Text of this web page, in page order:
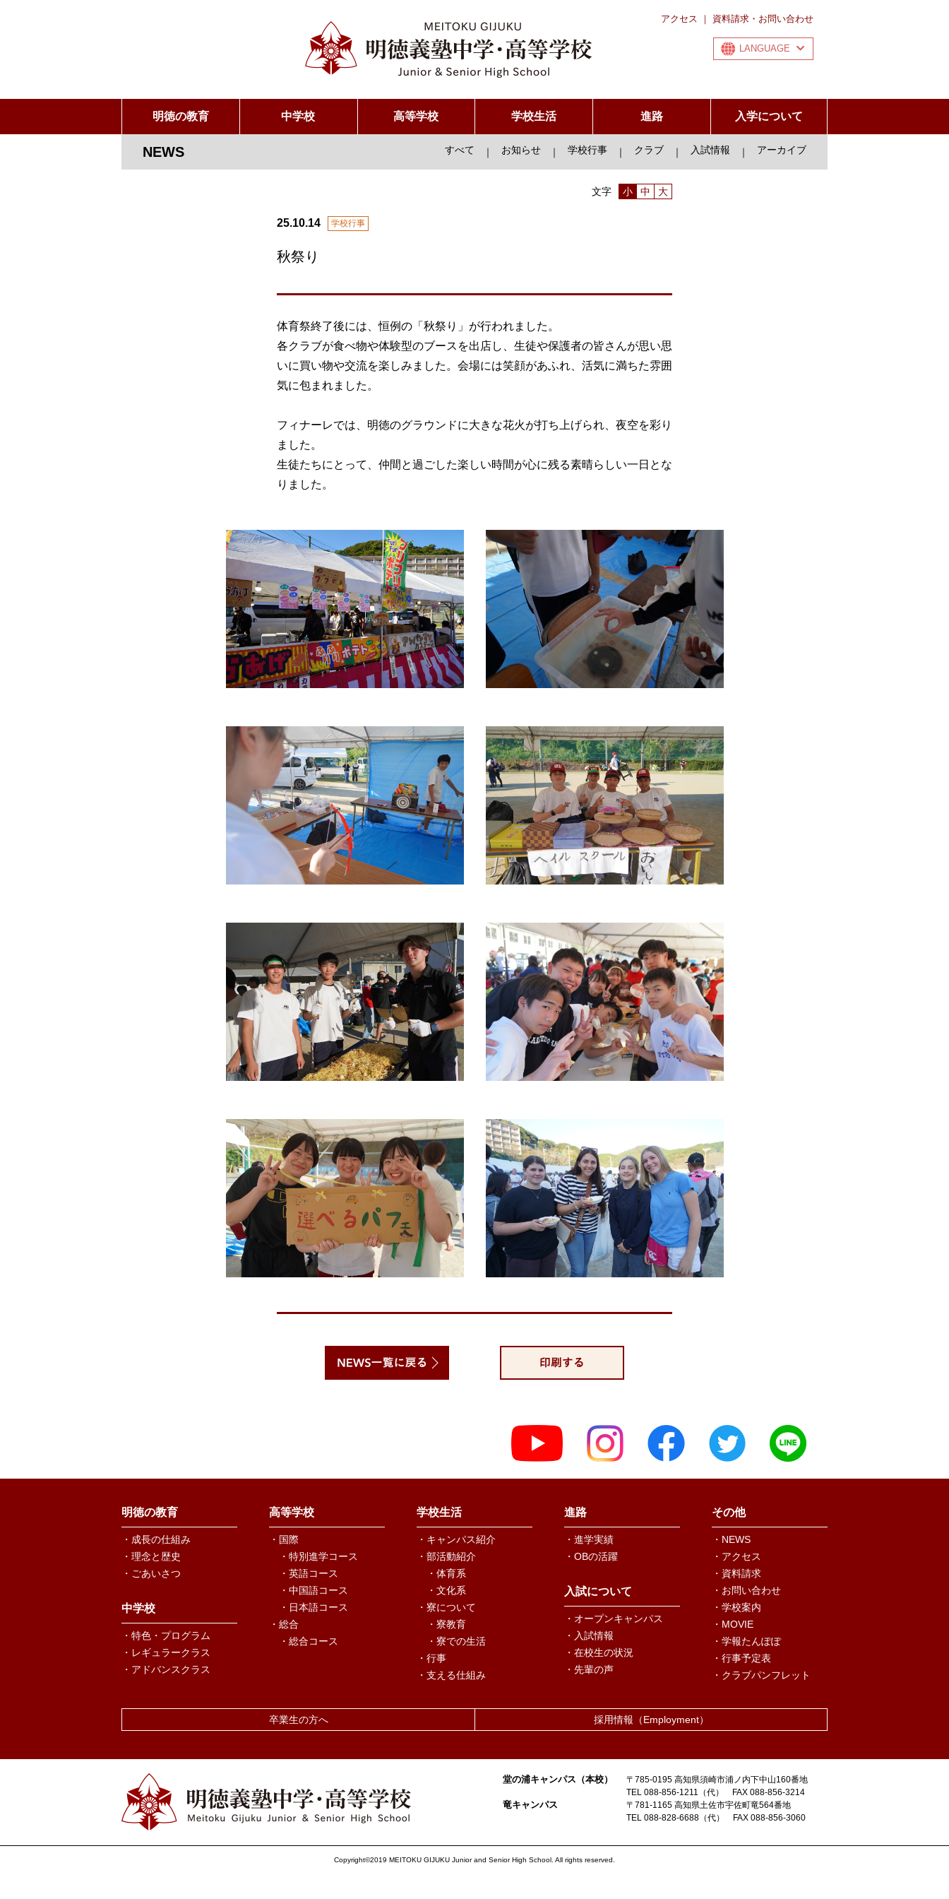
アクセス ｜ 資料請求・お問い合わせ
LANGUAGE
明徳の教育 中学校 高等学校 学校生活 進路 入学について
NEWS すべて ｜ お知らせ ｜ 学校行事 ｜ クラブ ｜ 入試情報 ｜ アーカイブ
文字 小 中 大
学校行事
25.10.14
秋祭り
体育祭終了後には、恒例の「秋祭り」が行われました。
各クラブが食べ物や体験型のブースを出店し、生徒や保護者の皆さんが思い思
いに買い物や交流を楽しみました。会場には笑顔があふれ、活気に満ちた雰囲
気に包まれました。
フィナーレでは、明徳のグラウンドに大きな花火が打ち上げられ、夜空を彩り
ました。
生徒たちにとって、仲間と過ごした楽しい時間が心に残る素晴らしい一日とな
りました。
明徳の教育
・成長の仕組み
・理念と歴史
・ごあいさつ
中学校
・特色・プログラム
・レギュラークラス
・アドバンスクラス
高等学校
・国際
・特別進学コース
・英語コース
・中国語コース
・日本語コース
・総合
・総合コース
学校生活
・キャンパス紹介
・部活動紹介
・体育系
・文化系
・寮について
・寮教育
・寮での生活
・行事
・支える仕組み
進路
・進学実績
・OBの活躍
入試について
・オープンキャンパス
・入試情報
・在校生の状況
・先輩の声
その他
・NEWS
・アクセス
・資料請求
・お問い合わせ
・学校案内
・MOVIE
・学報たんぽぽ
・行事予定表
・クラブパンフレット
卒業生の方へ 採用情報 （Employment）
堂の浦キャンパス（本校）
〒785-0195 高知県須崎市浦ノ内下中山160番地
TEL 088-856-1211（代） FAX 088-856-3214
竜キャンパス
〒781-1165 高知県土佐市宇佐町竜564番地
TEL 088-828-6688（代） FAX 088-856-3060
Copyright©2019 MEITOKU GIJUKU Junior and Senior High School. All rights reserved.